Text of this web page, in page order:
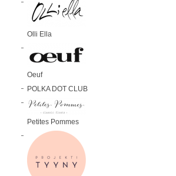
Olli Ella
Oeuf
POLKA DOT CLUB
Petites Pommes